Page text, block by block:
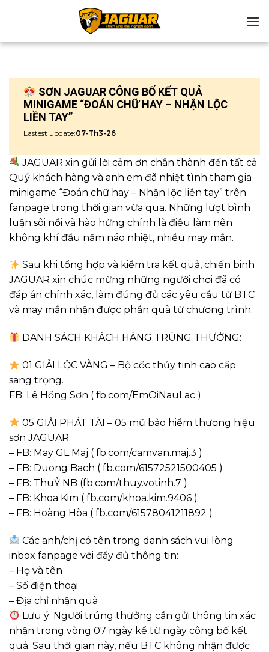
SƠN JAGUAR CÔNG BỐ KẾT QUẢ
MINIGAME “ĐOÁN CHỮ HAY – NHẬN LỘC
LIỀN TAY”
Lastest update:07-Th3-26
JAGUAR xin gửi lời cảm ơn chân thành đến tất cả
Quý khách hàng và anh em đã nhiệt tình tham gia
minigame “Đoán chữ hay – Nhận lộc liền tay” trên
fanpage trong thời gian vừa qua. Những lượt bình
luận sôi nổi và hào hứng chính là điều làm nên
không khí đầu năm náo nhiệt, nhiều may mắn.
Sau khi tổng hợp và kiểm tra kết quả, chiến binh
JAGUAR xin chúc mừng những người chơi đã có
đáp án chính xác, làm đúng đủ các yêu cầu từ BTC
và may mắn nhận được phần quà từ chương trình.
DANH SÁCH KHÁCH HÀNG TRÚNG THƯỞNG:
01 GIẢI LỘC VÀNG – Bộ cốc thủy tinh cao cấp
sang trọng.
FB: Lê Hồng Sơn ( fb.com/EmOiNauLac )
05 GIẢI PHÁT TÀI – 05 mũ bảo hiểm thương hiệu
sơn JAGUAR.
– FB: May GL Maj ( fb.com/camvan.maj.3 )
– FB: Duong Bach ( fb.com/61572521500405 )
– FB: ThuỶ NB (fb.com/thuy.votinh.7 )
– FB: Khoa Kim ( fb.com/khoa.kim.9406 )
– FB: Hoàng Hòa ( fb.com/61578041211892 )
Các anh/chị có tên trong danh sách vui lòng
inbox fanpage với đầy đủ thông tin:
– Họ và tên
– Số điện thoại
– Địa chỉ nhận quà
Lưu ý: Người trúng thưởng cần gửi thông tin xác
nhận trong vòng 07 ngày kể từ ngày công bố kết
quả. Sau thời gian này, nếu BTC không nhận được